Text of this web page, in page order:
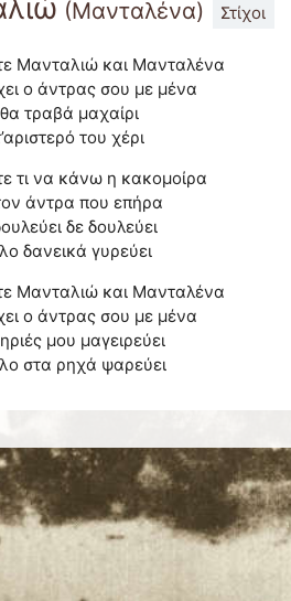
(Μανταλένα) Στίχοι
Μανταλιώ και Μανταλένα
ο άντρας σου με μένα
τραβά μαχαίρι
του χέρι
τι να κάνω η κακομοίρα
άντρα που επήρα
δε δουλεύει
δανεικά γυρεύει
Μανταλιώ και Μανταλένα
ο άντρας σου με μένα
μου μαγειρεύει
στα ρηχά ψαρεύει